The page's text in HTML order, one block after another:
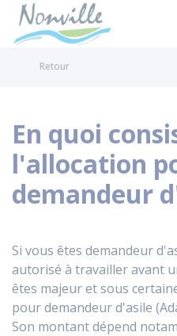
Retour
En quoi
l'allocation
demandeur
Si vous êtes demandeur
autorisé à travailler avant
êtes majeur et sous
pour demandeur d'asile
Son montant dépend